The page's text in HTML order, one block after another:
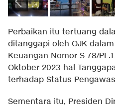
Perbaikan itu tertuang
ditanggapi oleh OJK
Keuangan Nomor S-78/
Oktober 2023 hal
terhadap Status
Sementara itu, Presiden